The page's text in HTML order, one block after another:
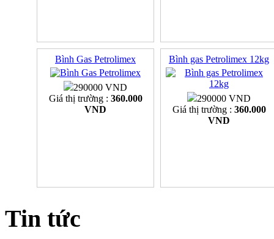
Bình Gas Petrolimex
290000 VND
Giá thị trường : 360.000
VND
Bình gas Petrolimex 12kg
290000 VND
Giá thị trường : 360.000
VND
Tin tức